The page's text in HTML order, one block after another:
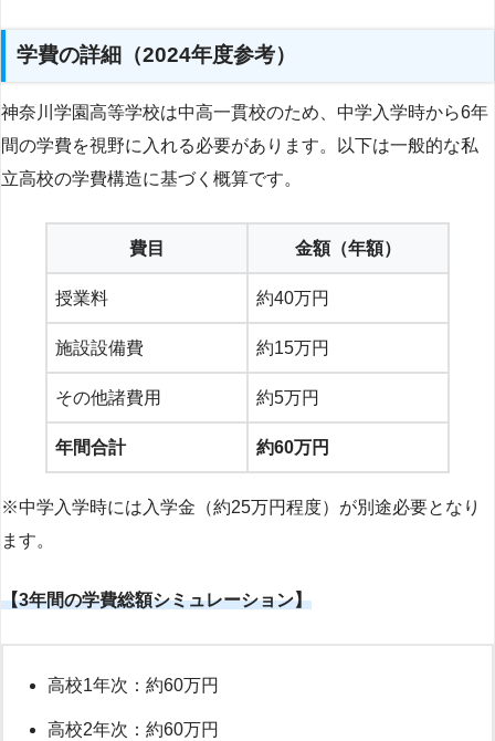
学費の詳細（2024年度参考）
神奈川学園高等学校は中高一貫校のため、中学入学時から6年
間の学費を視野に入れる必要があります。以下は一般的な私
立高校の学費構造に基づく概算です。
費目 金額（年額）
授業料 約40万円
施設設備費 約15万円
その他諸費用 約5万円
年間合計 約60万円
※中学入学時には入学金（約25万円程度）が別途必要となり
ます。
【3年間の学費総額シミュレーション】
高校1年次：約60万円
高校2年次：約60万円